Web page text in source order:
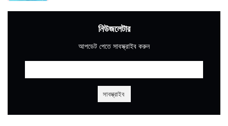
নিউজলেটার
আপডেট পেতে সাবস্ক্রাইব করুন